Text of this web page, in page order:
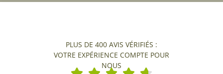
PLUS DE 400 AVIS VÉRIFIÉS :
VOTRE EXPÉRIENCE COMPTE POUR
NOUS